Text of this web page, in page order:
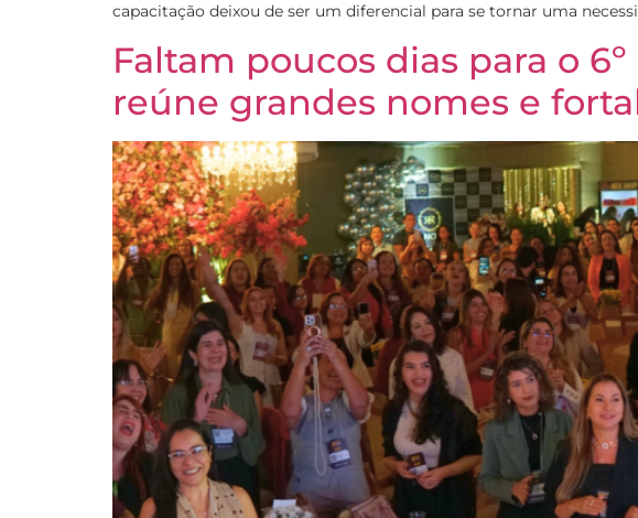
capacitação deixou de ser um diferencial para se tornar uma
Faltam poucos dias para o
reúne grandes nomes e